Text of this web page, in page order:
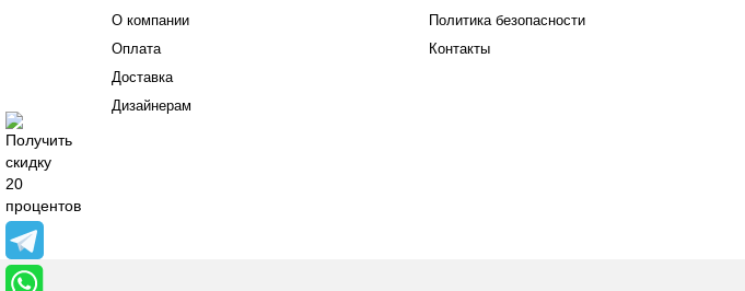
О компании
Оплата
Доставка
Дизайнерам
Политика безопасности
Контакты